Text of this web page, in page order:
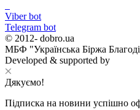
Viber bot
Telegram bot
© 2012- dobro.ua
МБФ "Українська Біржа
Developed & supported by
Дякуємо!
Підписка на новини успішно